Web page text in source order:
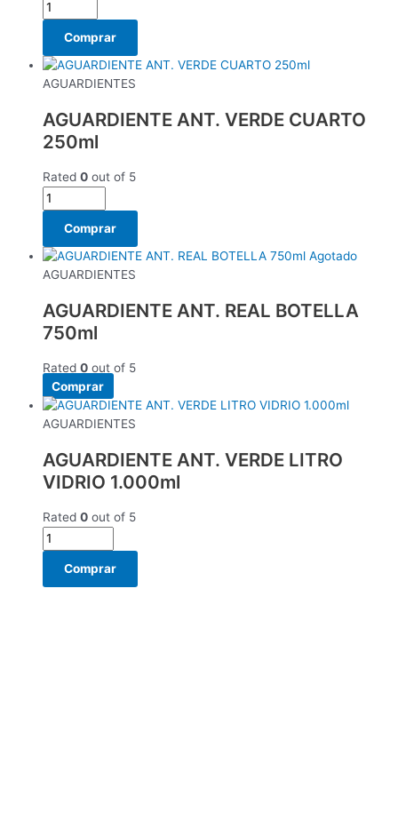
Comprar
AGUARDIENTES
AGUARDIENTE ANT. VERDE CUARTO
250ml
Rated 0 out of 5
Comprar
Agotado
AGUARDIENTES
AGUARDIENTE ANT. REAL BOTELLA
750ml
Rated 0 out of 5
Comprar
AGUARDIENTES
AGUARDIENTE ANT. VERDE LITRO
VIDRIO 1.000ml
Rated 0 out of 5
Comprar